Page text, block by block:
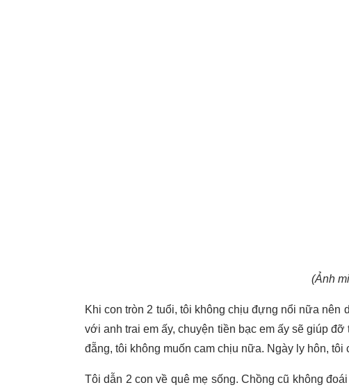
(Ảnh
Khi con tròn 2 tuổi, tôi không chịu đựng nổi nữa nên
với anh trai em ấy, chuyện tiền bạc em ấy sẽ giúp
đẵng, tôi không muốn cam chịu nữa. Ngày ly hôn,
Tôi dẫn 2 con về quê mẹ sống. Chồng cũ không